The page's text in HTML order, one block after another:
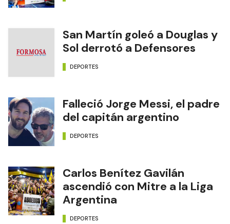
San Martín goleó a Douglas y
Sol derrotó a Defensores
DEPORTES
Falleció Jorge Messi, el padre
del capitán argentino
DEPORTES
Carlos Benítez Gavilán
ascendió con Mitre a la Liga
Argentina
DEPORTES